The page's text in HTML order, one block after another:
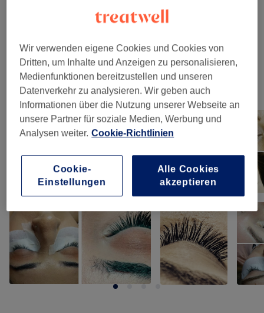
Gesichtsbehandlung ( 1)
Massagen (2) ab 31,50 €
Unsere Arbeit
Bild anklicken für weitere Details
Wir verwenden eigene Cookies und Cookies von
Dritten, um Inhalte und Anzeigen zu personalisieren,
Medienfunktionen bereitzustellen und unseren
Datenverkehr zu analysieren. Wir geben auch
Informationen über die Nutzung unserer Webseite an
unsere Partner für soziale Medien, Werbung und
Analysen weiter. Cookie-Richtlinien
Cookie-
Einstellungen
Alle Cookies
akzeptieren